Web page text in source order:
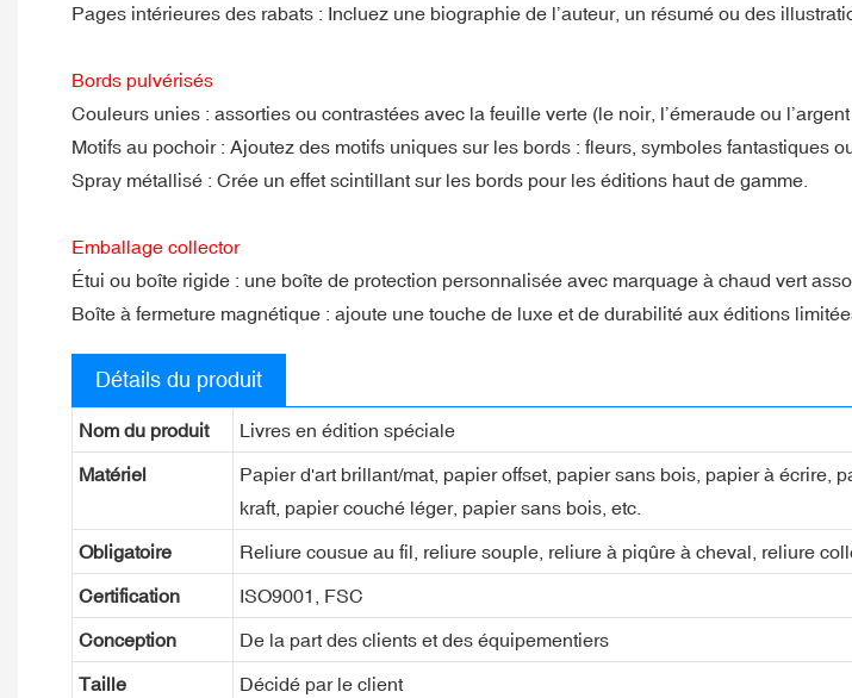
Pages intérieures des rabats : Incluez une biographie de l’auteur, un résumé ou des
Bords pulvérisés
Couleurs unies : assorties ou contrastées avec la feuille verte (le noir, l’émeraude ou
Motifs au pochoir : Ajoutez des motifs uniques sur les bords : fleurs, symboles fantastiques
Spray métallisé : Crée un effet scintillant sur les bords pour les éditions haut de gamme.
Emballage collector
Étui ou boîte rigide : une boîte de protection personnalisée avec marquage à chaud vert
Boîte à fermeture magnétique : ajoute une touche de luxe et de durabilité aux éditions
Détails du produit
Nom du produit Livres en édition spéciale
Matériel
Papier d'art brillant/mat, papier offset, papier sans bois, papier à
kraft, papier couché léger, papier sans bois, etc.
Obligatoire Reliure cousue au fil, reliure souple, reliure à piqûre à cheval, reliure
Certification ISO9001, FSC
Conception De la part des clients et des équipementiers
Taille Décidé par le client